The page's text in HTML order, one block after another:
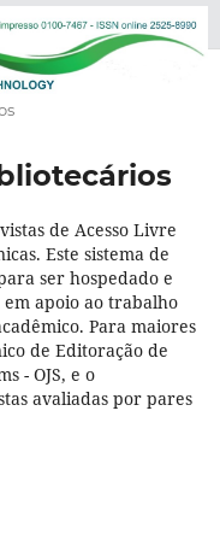
de Acesso Livre
Este sistema de
ser hospedado e
apoio ao trabalho
Para maiores
de Editoração de
- OJS, e o
avaliadas por pares